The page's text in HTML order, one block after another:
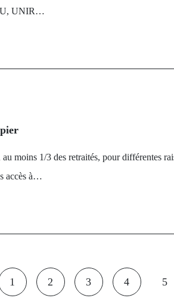
UNIR…
moins 1/3 des retraités, pour différentes
accès à…
Page
1 Page
2 Page
3 Page
4 5